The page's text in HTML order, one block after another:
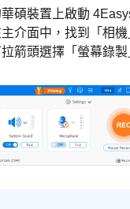
碩裝置上啟動
介面中，找到「相
箭頭選擇「螢幕錄製